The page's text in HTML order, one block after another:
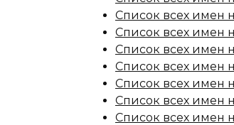
Список всех имен
Список всех имен
Список всех имен
Список всех имен
Список всех имен
Список всех имен
Список всех имен